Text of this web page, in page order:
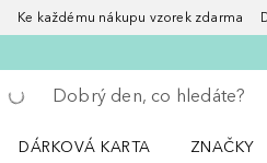
Ke každému nákupu vzorek zdarma
Vraťte se
Proveďte vyhledávání
DÁRKOVÁ KARTA
ZNAČKY